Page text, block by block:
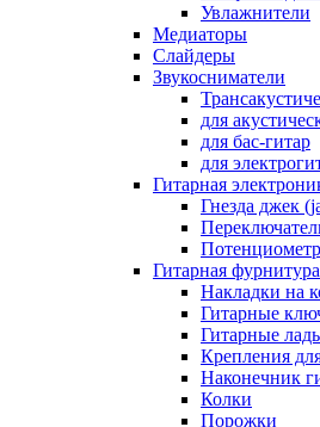
Увлажнители
Медиаторы
Слайдеры
Звукосниматели
для
для бас-гитар
для
Гитарная
Гнезда джек
Гитарная
Накладки на
Гитарные
Гитарные
Крепления
Наконечник
Колки
Порожки